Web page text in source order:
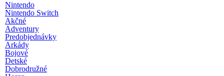
Nintendo
Nintendo Switch
Akčné
Adventury
Predobjednávky
Arkády
Bojové
Detské
Dobrodružné